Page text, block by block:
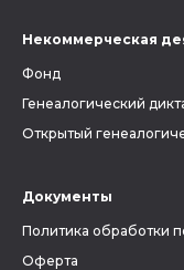
Некоммерческая
Фонд
Генеалогический
Открытый
Документы
Политика обработки
Оферта